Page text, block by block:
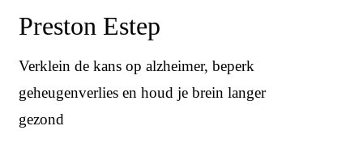
Preston Estep
Verklein de kans op alzheimer, beperk
geheugenverlies en houd je brein langer
gezond